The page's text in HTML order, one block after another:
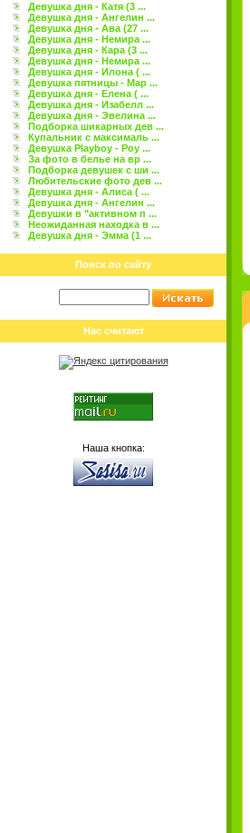
Девушка дня - Катя (3 ...
Девушка дня - Ангелин ...
Девушка дня - Ава (27 ...
Девушка дня - Немира ...
Девушка дня - Кара (3 ...
Девушка дня - Немира ...
Девушка дня - Илона ( ...
Девушка пятницы - Мар ...
Девушка дня - Елена ( ...
Девушка дня - Изабелл ...
Девушка дня - Эвелина ...
Подборка шикарных дев ...
Купальник с максималь ...
Девушка Playboy - Роу ...
За фото в белье на вр ...
Подборка девушек с ши ...
Любительские фото дев ...
Девушка дня - Алиса ( ...
Девушка дня - Ангелин ...
Девушки в "активном п ...
Неожиданная находка в ...
Девушка дня - Эмма (1 ...
Поиск по сайту
Нас считают
Наша кнопка: